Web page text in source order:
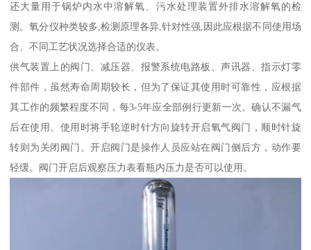
还大量用于锅炉内水中溶解氧、污水处理装置外排水溶解氧的检
测。氧分仪种类较多,检测原理各异,针对性强,因此应根据不同使用场
合、不同工艺状况选择合适的仪表。
供气装置上的阀门、减压器、报警系统电路板、声讯器、指示灯零
件部件，虽然寿命周期较长，但为了保证其使用时可靠性，应根据
其工作的频繁程度不同，每3-5年应全部例行更新一次。确认不漏气
后在使用。使用时将手轮逆时针方向旋转开启氧气阀门，顺时针旋
转则为关闭阀门。开启阀门是操作人员应站在阀门侧后方，动作要
轻缓。阀门开启后观察压力表看瓶内压力是否可以使用。